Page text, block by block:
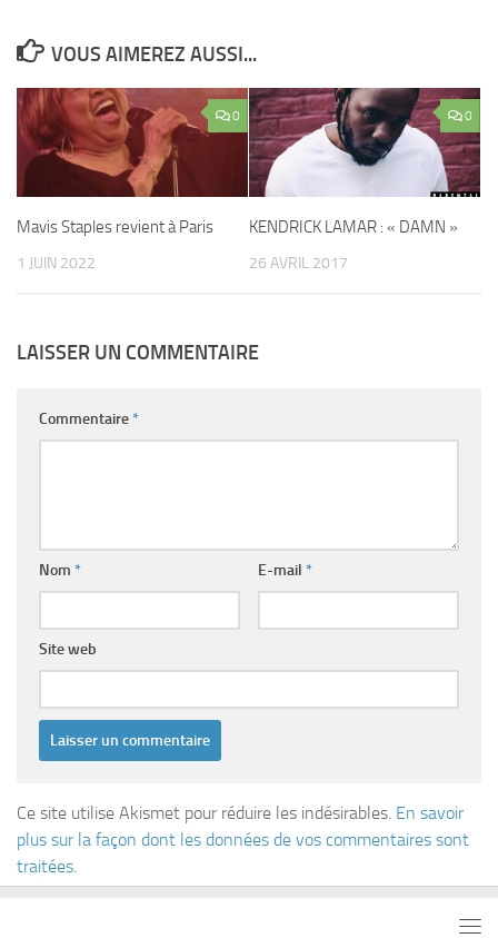
VOUS AIMEREZ AUSSI...
0
Mavis Staples revient à Paris
1 JUIN 2022
0
KENDRICK LAMAR : « DAMN »
26 AVRIL 2017
LAISSER UN COMMENTAIRE
Commentaire*
Nom * E-mail *
Site web
Ce site utilise Akismet pour réduire les indésirables. En savoir
plus sur la façon dont les données de vos commentaires sont
traitées